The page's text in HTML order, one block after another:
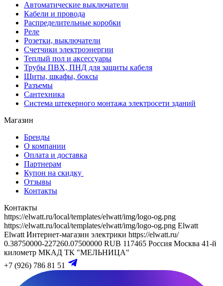
Автоматические выключатели
Кабели и провода
Распределительные коробки
Реле
Розетки, выключатели
Счетчики электроэнергии
Теплый пол и аксессуары
Трубы ПВХ, ПНД для защиты кабеля
Щиты, шкафы, боксы
Разъемы
Сантехника
Система штекерного монтажа электросети зданий
Магазин
Бренды
О компании
Оплата и доставка
Партнерам
Купон на скидку
Отзывы
Контакты
Контакты
https://elwatt.ru/local/templates/elwatt/img/logo-og.png
https://elwatt.ru/local/templates/elwatt/img/logo-og.png Elwatt
Elwatt Интернет-магазин электрики https://elwatt.ru/
0.38750000-227260.07500000 RUB 117465 Россия Москва 41-й
километр МКАД ТК "МЕЛЬНИЦА"
+7 (926) 786 81 51